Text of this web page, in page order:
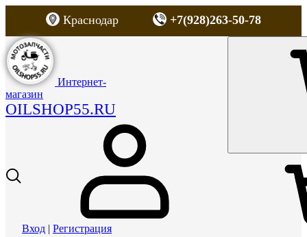
Краснодар +7(928)263-50-78
Интернет-
магазин
OILSHOP55.RU
Вход | Регистрация